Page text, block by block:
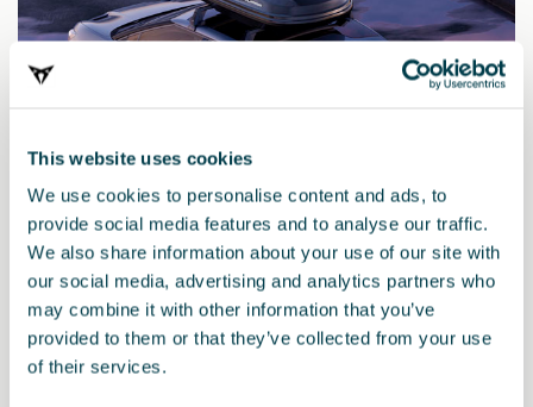
This website uses cookies
We use cookies to personalise content and ads, to
provide social media features and to analyse our traffic.
We also share information about your use of our site with
our social media, advertising and analytics partners who
may combine it with other information that you’ve
provided to them or that they’ve collected from your use
of their services.
000071200AQ
Baule portapacchi CUPRA